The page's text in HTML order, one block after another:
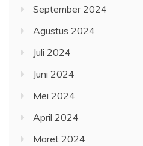
September 2024
Agustus 2024
Juli 2024
Juni 2024
Mei 2024
April 2024
Maret 2024